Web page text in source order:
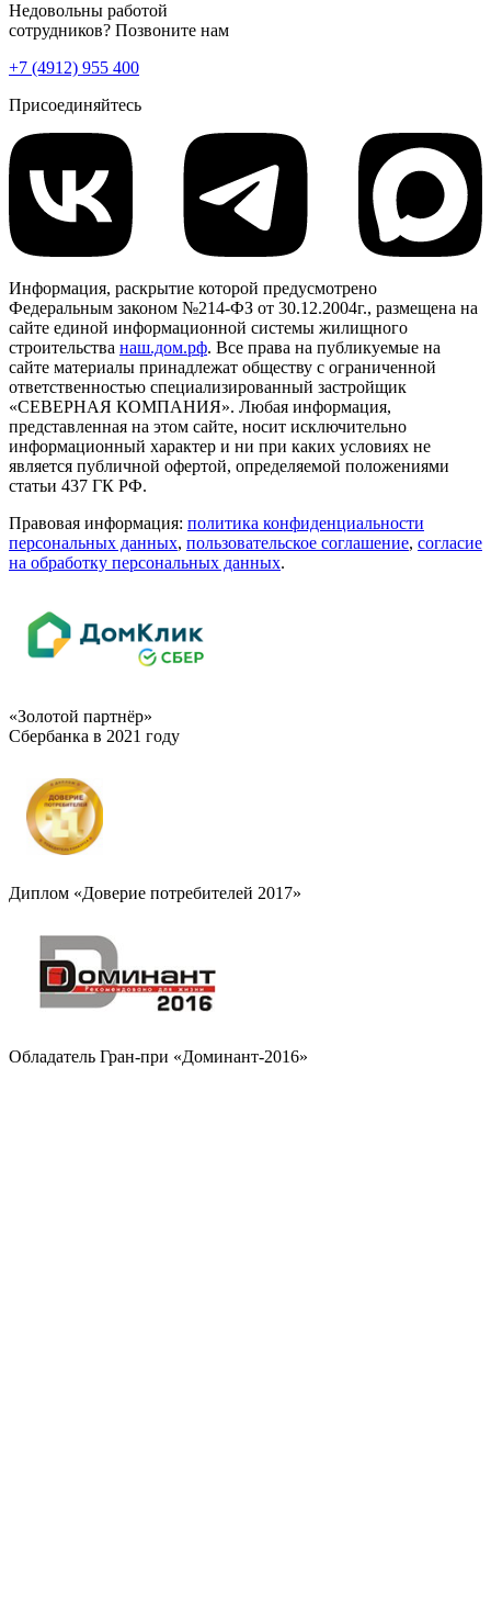
Недовольны работой
сотрудников? Позвоните нам
+7 (4912) 955 400
Присоединяйтесь
Информация, раскрытие которой предусмотрено
Федеральным законом №214-ФЗ от 30.12.2004г., размещена на
сайте единой информационной системы жилищного
строительства наш.дом.рф. Все права на публикуемые на
сайте материалы принадлежат обществу с ограниченной
ответственностью специализированный застройщик
«СЕВЕРНАЯ КОМПАНИЯ». Любая информация,
представленная на этом сайте, носит исключительно
информационный характер и ни при каких условиях не
является публичной офертой, определяемой положениями
статьи 437 ГК РФ.
Правовая информация: политика конфиденциальности
персональных данных, пользовательское cоглашение, cогласие
на обработку персональных данных.
«Золотой партнёр»
Сбербанка в 2021 году
Диплом «Доверие потребителей 2017»
Обладатель Гран-при «Доминант-2016»